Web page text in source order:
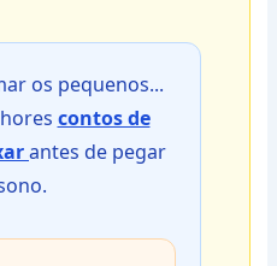
os pequenos...
contos de
antes de pegar